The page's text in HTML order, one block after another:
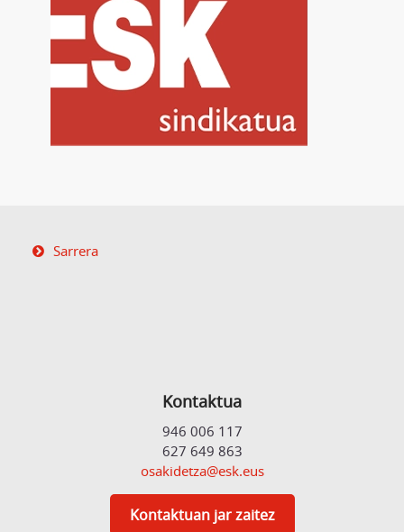
Sarrera
Kontaktua
946 006 117
627 649 863
osakidetza@esk.eus
Kontaktuan jar zaitez